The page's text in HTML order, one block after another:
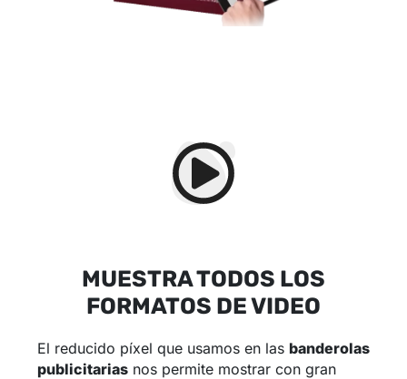
MUESTRA TODOS LOS
FORMATOS DE VIDEO
El reducido píxel que usamos en las banderolas
publicitariasnos permite mostrar con gran